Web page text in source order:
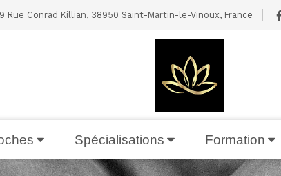
9 Rue Conrad Killian, 38950 Saint-Martin-le-Vinoux, France
Spécialisations Formation